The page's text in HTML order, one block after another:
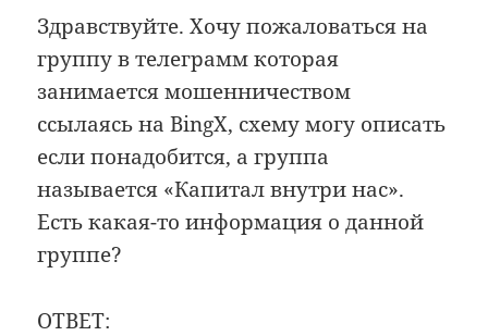
Здравствуйте. Хочу пожаловаться на
группу в телеграмм которая
занимается мошенничеством
ссылаясь на BingX, схему могу описать
если понадобится, а группа
называется «Капитал внутри нас».
Есть какая-то информация о данной
группе?
ОТВЕТ: